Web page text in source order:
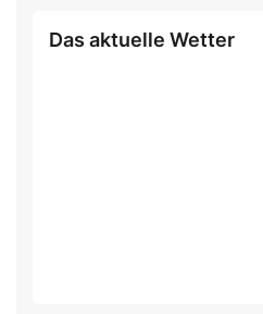
Das aktuelle Wetter